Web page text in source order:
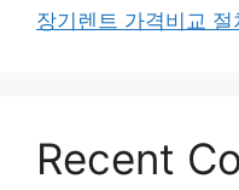
장기렌트 가격비교
Recent